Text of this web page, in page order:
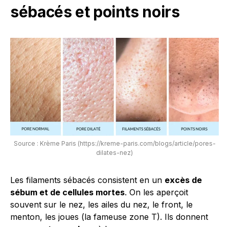
sébacés et points noirs
Source : Krème Paris (https://kreme-paris.com/blogs/article/pores-
dilates-nez)
Les filaments sébacés consistent en un excès de
sébum et de cellules mortes. On les aperçoit
souvent sur le nez, les ailes du nez, le front, le
menton, les joues (la fameuse zone T). Ils donnent